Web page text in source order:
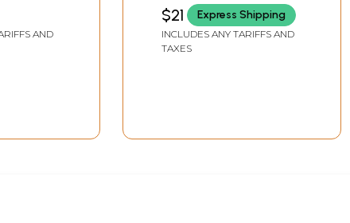
AND
Rare Book
SAHITYA PARISHAT
$21 Express Shipping
INCLUDES ANY TARIFFS AND
TAXES